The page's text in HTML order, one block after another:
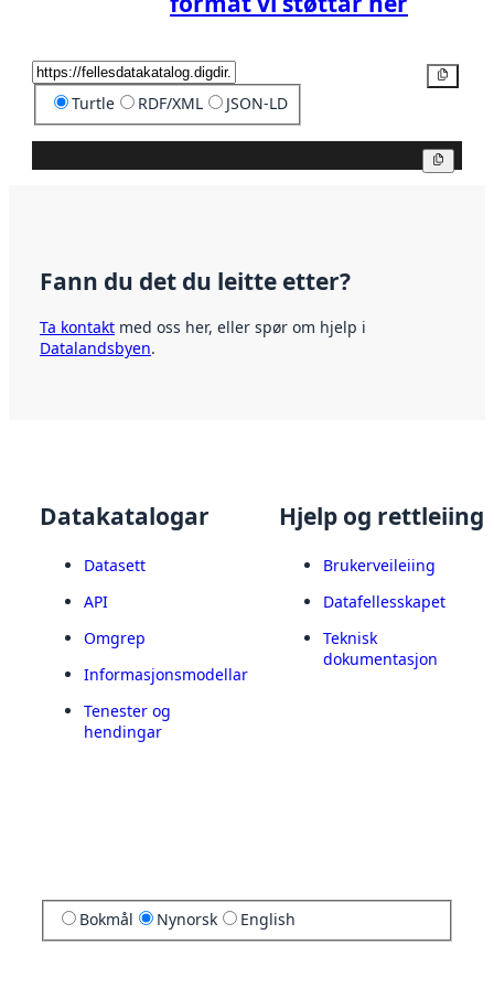
Turtle RDF/XML JSON-LD
Fann du det du leitte etter?
Ta kontakt med oss her, eller spør om hjelp i
Datalandsbyen.
Datakatalogar
Datasett
API
Omgrep
Informasjonsmodellar
Tenester og
hendingar
Hjelp og rettleiing
Brukerveileiing
Datafellesskapet
Teknisk
dokumentasjon
Bokmål Nynorsk English